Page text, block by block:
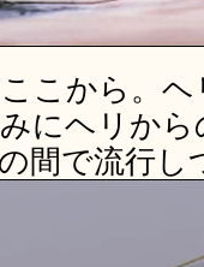
こから。
にヘリか
間で流行し